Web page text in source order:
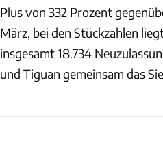
Plus von 332 Prozent
März, bei den Stückzahlen
insgesamt 18.734
und Tiguan gemeinsam das